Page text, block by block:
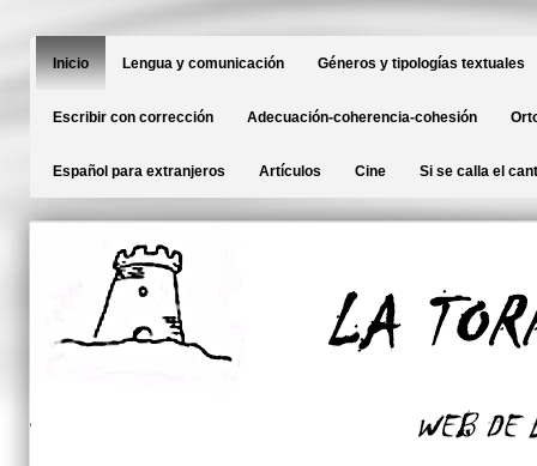
Inicio Lengua y comunicación Géneros y tipologías textuales
Escribir con corrección Adecuación-coherencia-cohesión
Español para extranjeros Artículos Cine Si se calla el